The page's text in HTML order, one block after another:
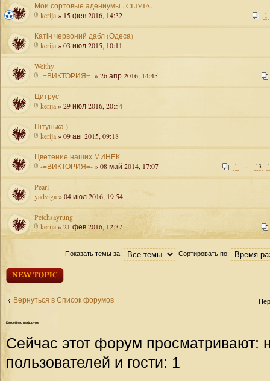
Мои сортовые адениумы . CLIVIA.
1
kerija» 15 фев 2016, 14:32
Катін червоний дабл (Одеса)
kerija» 03 июл 2015, 10:11
Welthy
-=ВИКТОРИЯ=-» 26 апр 2016, 14:45
Цитрус
kerija» 29 июл 2016, 20:54
Пітунька )
kerija» 09 авг 2015, 09:18
Цветение наших МИНЕК
1 ... 13
-=ВИКТОРИЯ=-» 08 май 2014, 17:07
Pearl
yadviga» 04 июл 2016, 19:54
Petchsayrung
kerija» 21 фев 2016, 12:37
Показать темы за: Сортировать по:
Начать новую
тему
Вернуться в Список форумов
Ктосейчас на форуме
Сейчас этот форум просматривают:
пользователей и гости: 1